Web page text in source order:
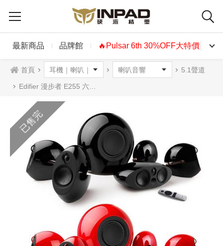
最新商品 品牌館 🔥Pulsar 6th 30%OFF大特價🔥
首頁 5.1聲道
Edifier 漫步者 E255 六件式5.1 無線喇叭 紅色 黑色
已售完